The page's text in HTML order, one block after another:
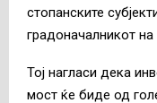
стопанските
градоначалникот
Тој нагласи дека
мост ќе биде од